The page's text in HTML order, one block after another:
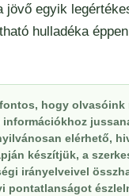
jövő egyik
hulladéka
hogy olvasóink
információkhoz
elérhető,
készítjük, a
irányelveivel
pontatlanságot